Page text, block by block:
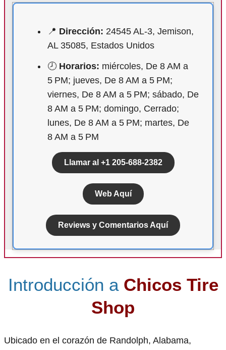
📍 Dirección: 24545 AL-3, Jemison,
AL 35085, Estados Unidos
🕗 Horarios: miércoles, De 8 AM a
5 PM; jueves, De 8 AM a 5 PM;
viernes, De 8 AM a 5 PM; sábado, De
8 AM a 5 PM; domingo, Cerrado;
lunes, De 8 AM a 5 PM; martes, De
8 AM a 5 PM
Llamar al +1 205-688-2382
Web Aquí
Reviews y Comentarios Aquí
Introducción a Chicos Tire
Shop
Ubicado en el corazón de Randolph, Alabama,